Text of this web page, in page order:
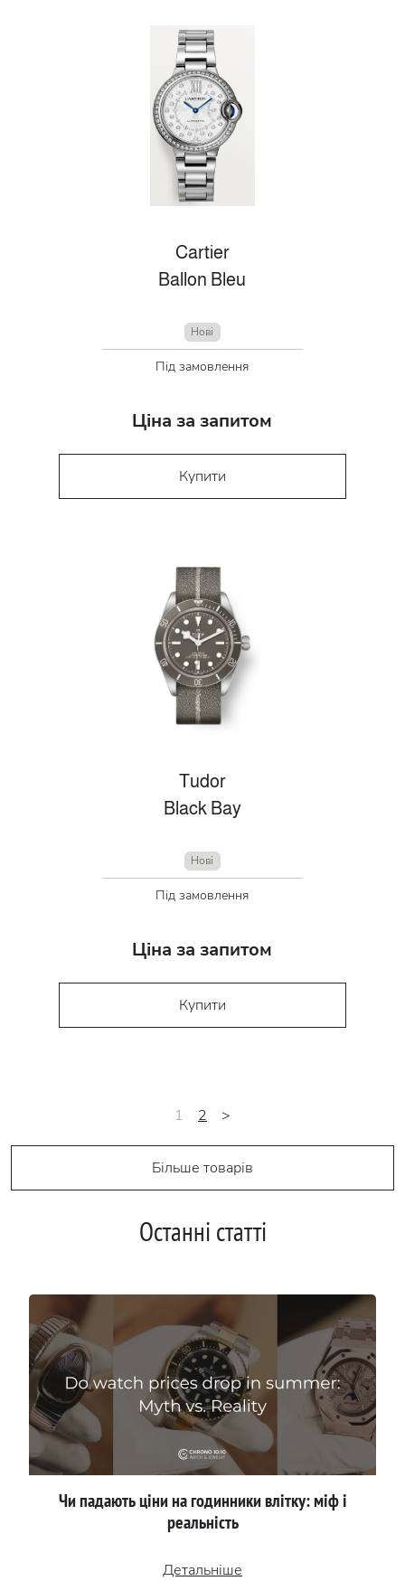
Cartier
Ballon Bleu
Нові
Під замовлення
Ціна за запитом
Купити
Tudor
Black Bay
Нові
Під замовлення
Ціна за запитом
Купити
1 2 >
Більше товарів
Останні статті
Чи падають ціни на годинники влітку: міф і
реальність
Детальніше